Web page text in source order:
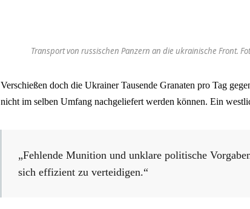
Transport von russischen Panzern an die ukrainische Front.
Verschießen doch die Ukrainer Tausende Granaten pro Tag
nicht im selben Umfang nachgeliefert werden können. Ein
„Fehlende Munition und unklare politische
sich effizient zu verteidigen.“